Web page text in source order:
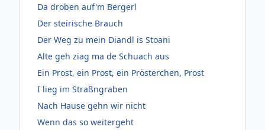
Da droben auf'm Bergerl
Der steirische Brauch
Der Weg zu mein Diandl is Stoani
Alte geh ziag ma de Schuach aus
Ein Prost, ein Prost, ein Prösterchen, Prost
I lieg im Straßngraben
Nach Hause gehn wir nicht
Wenn das so weitergeht